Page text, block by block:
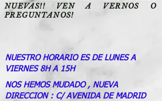
NUEVAS!! VEN A VERNOS O
PREGUNTANOS!
NUESTRO HORARIO ES DE LUNES A
VIERNES 8H A 15H
NOS HEMOS MUDADO , NUEVA
DIRECCION : C/ AVENIDA DE MADRID